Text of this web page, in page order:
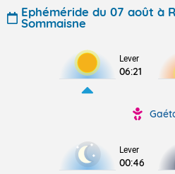
Ephéméride du 07 août à
Sommaisne
Lever
06:21
Lever
00:46